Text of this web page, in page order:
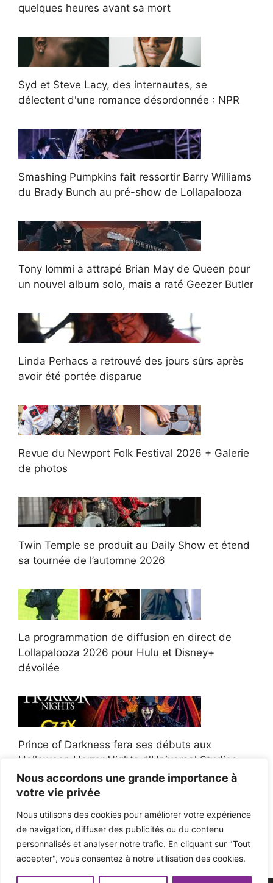
Nous accordons une grande importance à
votre vie privée
Nous utilisons des cookies pour améliorer votre expérience
de navigation, diffuser des publicités ou du contenu
personnalisés et analyser notre trafic. En cliquant sur "Tout
accepter", vous consentez à notre utilisation des cookies.
quelques heures avant sa mort
Syd et Steve Lacy, des internautes, se
délectent d'une romance désordonnée : NPR
Smashing Pumpkins fait ressortir Barry Williams
du Brady Bunch au pré-show de Lollapalooza
Tony Iommi a attrapé Brian May de Queen pour
un nouvel album solo, mais a raté Geezer Butler
Linda Perhacs a retrouvé des jours sûrs après
avoir été portée disparue
Revue du Newport Folk Festival 2026 + Galerie
de photos
Twin Temple se produit au Daily Show et étend
sa tournée de l’automne 2026
La programmation de diffusion en direct de
Lollapalooza 2026 pour Hulu et Disney+
dévoilée
Prince of Darkness fera ses débuts aux
Halloween Horror Nights d'Universal Studios
Afroman poursuit un policier de l'Ohio après la
victoire du jury en diffamation